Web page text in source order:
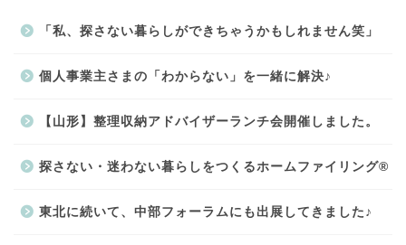
「私、探さない暮らしができちゃうかもしれません笑」
個人事業主さまの「わからない」を一緒に解決♪
【山形】整理収納アドバイザーランチ会開催しました。
探さない・迷わない暮らしをつくるホームファイリング®
東北に続いて、中部フォーラムにも出展してきました♪